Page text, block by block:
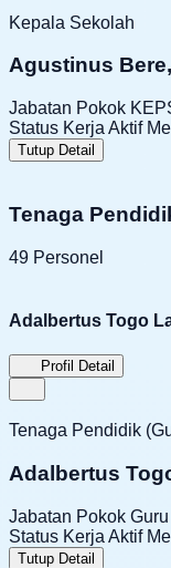
Kepala Sekolah
Agustinus
Jabatan Pokok
Status Kerja Aktif
Tutup Detail
Tenaga
49 Personel
Adalbertus Togo
Profil Detail
Tenaga Pendidik
Adalbertus
Jabatan Pokok Guru
Status Kerja Aktif
Tutup Detail